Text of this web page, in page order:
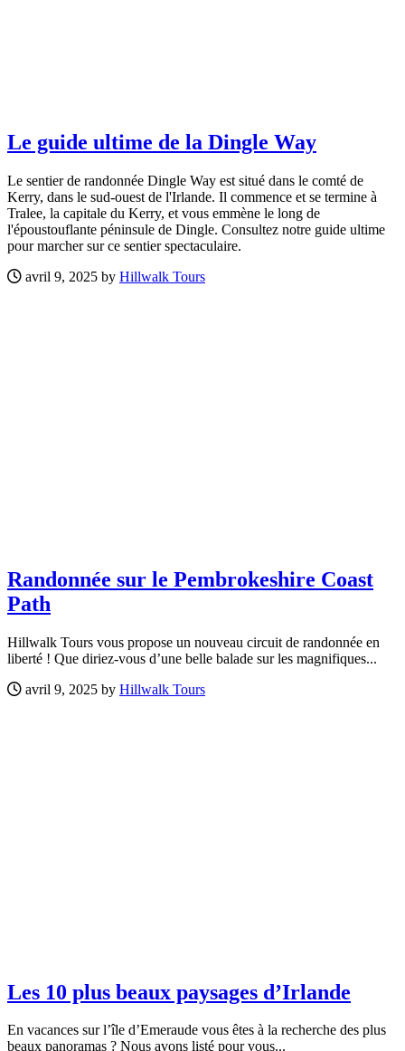
Le guide ultime de la Dingle Way
Le sentier de randonnée Dingle Way est situé dans le comté de
Kerry, dans le sud-ouest de l'Irlande. Il commence et se termine à
Tralee, la capitale du Kerry, et vous emmène le long de
l'époustouflante péninsule de Dingle. Consultez notre guide ultime
pour marcher sur ce sentier spectaculaire.
avril 9, 2025 by Hillwalk Tours
Randonnée sur le Pembrokeshire Coast
Path
Hillwalk Tours vous propose un nouveau circuit de randonnée en
liberté ! Que diriez-vous d’une belle balade sur les magnifiques...
avril 9, 2025 by Hillwalk Tours
Les 10 plus beaux paysages d’Irlande
En vacances sur l’île d’Emeraude vous êtes à la recherche des plus
beaux panoramas ? Nous avons listé pour vous...